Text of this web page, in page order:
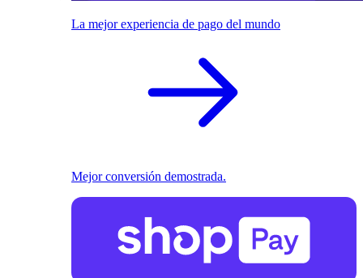
La mejor experiencia de pago del mundo
Mejor conversión demostrada.